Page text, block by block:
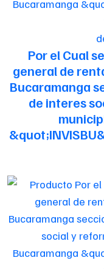
Por el Cual
general de
Bucaramanga
de interes